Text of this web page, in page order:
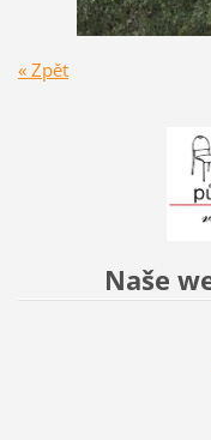
« Zpět
Naše